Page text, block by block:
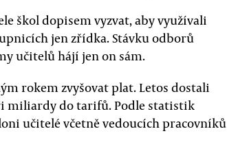
škol dopisem vyzvat, aby využívali
jen zřídka. Stávku odborů
učitelů hájí jen on sám.
rokem zvyšovat plat. Letos dostali
miliardy do tarifů. Podle statistik
učitelé včetně vedoucích pracovníků